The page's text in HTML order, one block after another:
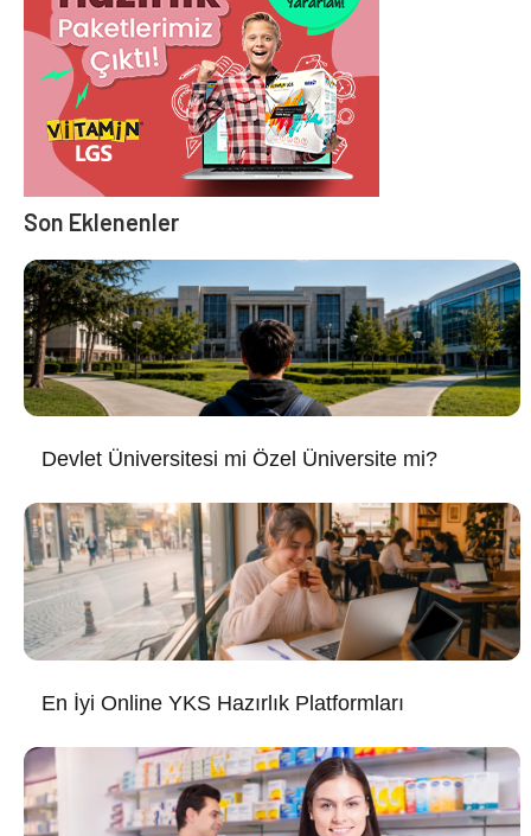
Son Eklenenler
Devlet Üniversitesi mi Özel Üniversite mi?
En İyi Online YKS Hazırlık Platformları